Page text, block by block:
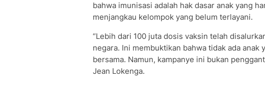
bahwa imunisasi adalah hak dasar anak yang
menjangkau kelompok yang belum terlayani.
“Lebih dari 100 juta dosis vaksin telah
negara. Ini membuktikan bahwa tidak ada
bersama. Namun, kampanye ini bukan
Jean Lokenga.